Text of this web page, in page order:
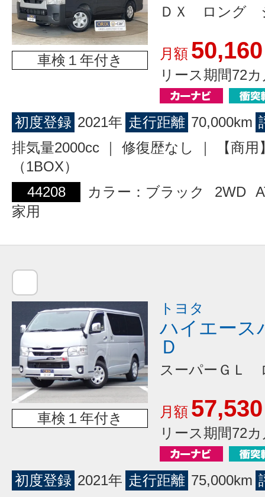
車検１年付き
ＤＸ ロング
月額 50,160
リース期間72
初度登録 2021年 走行距離 70,000km
排気量2000cc ｜ 修復歴なし ｜ 【商用
（1BOX）
44208
カラー：ブラック 2WD
家用
車検１年付き
トヨタ
ハイエー
Ｄ
スーパーＧＬ
月額 57,530
リース期間72
初度登録 2021年 走行距離 75,000km